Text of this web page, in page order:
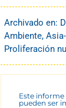
Archivado en:
Ambiente,
Proliferación
Este informe
pueden ser